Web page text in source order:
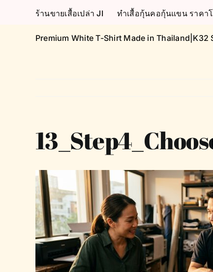
ร้านขายเสื้อเปล่า JI ทำเสื้อกุ้นคอกุ้นแขน ราค
Premium White T-Shirt Made in Thailand|K32